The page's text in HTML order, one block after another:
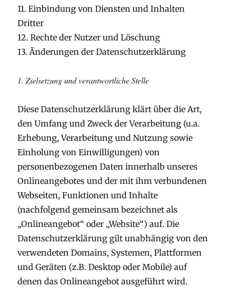
11. Einbindung von Diensten und Inhalten
Dritter
12. Rechte der Nutzer und Löschung
13. Änderungen der Datenschutzerklärung
1. Zielsetzung und verantwortliche Stelle
Diese Datenschutzerklärung klärt über die Art,
den Umfang und Zweck der Verarbeitung (u.a.
Erhebung, Verarbeitung und Nutzung sowie
Einholung von Einwilligungen) von
personenbezogenen Daten innerhalb unseres
Onlineangebotes und der mit ihm verbundenen
Webseiten, Funktionen und Inhalte
(nachfolgend gemeinsam bezeichnet als
„Onlineangebot“ oder „Website“) auf. Die
Datenschutzerklärung gilt unabhängig von den
verwendeten Domains, Systemen, Plattformen
und Geräten (z.B. Desktop oder Mobile) auf
denen das Onlineangebot ausgeführt wird.